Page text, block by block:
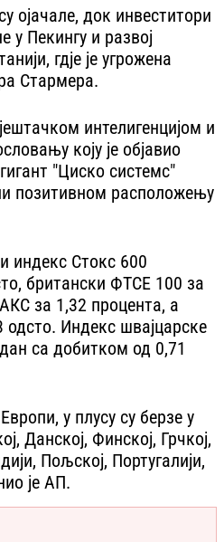
ојачале, док инвеститори
у Пекингу и развој
гдје је угрожена
Стармера.
интелигенцијом и
коју је објавио
"Циско системс"
позитивном расположењу
индекс Стокс 600
британски ФТСЕ 100 за
за 1,32 процента, а
Индекс швајцарске
са добитком од 0,71
у плусу су берзе у
Данској, Финској, Грчкој,
Пољској, Португалији,
је АП.